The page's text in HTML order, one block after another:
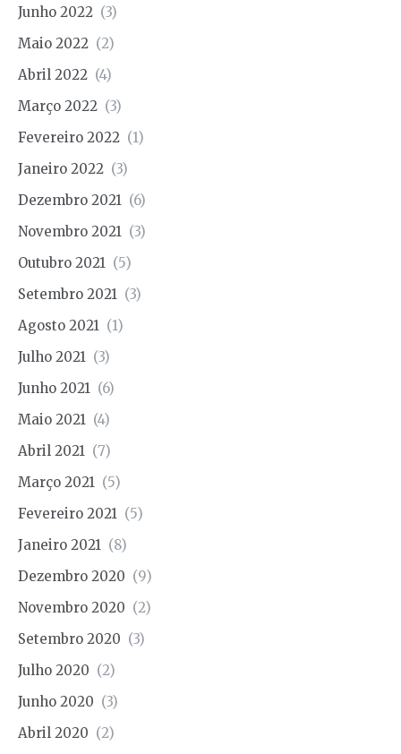
Junho 2022 (3)
Maio 2022 (2)
Abril 2022 (4)
Março 2022 (3)
Fevereiro 2022 (1)
Janeiro 2022 (3)
Dezembro 2021 (6)
Novembro 2021 (3)
Outubro 2021 (5)
Setembro 2021 (3)
Agosto 2021 (1)
Julho 2021 (3)
Junho 2021 (6)
Maio 2021 (4)
Abril 2021 (7)
Março 2021 (5)
Fevereiro 2021 (5)
Janeiro 2021 (8)
Dezembro 2020 (9)
Novembro 2020 (2)
Setembro 2020 (3)
Julho 2020 (2)
Junho 2020 (3)
Abril 2020 (2)